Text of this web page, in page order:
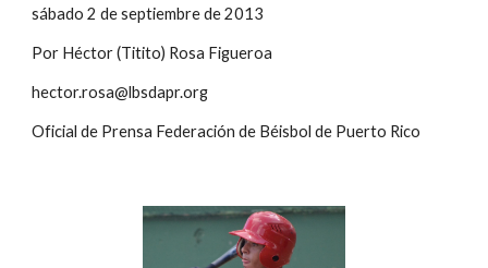
sábado 2 de septiembre de 2013
Por Héctor (Titito) Rosa Figueroa
hector.rosa@lbsdapr.org
Oficial de Prensa Federación de Béisbol de Puerto Rico